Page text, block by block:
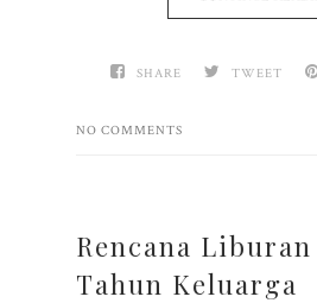
SHARE TWEET
NO COMMENTS
Rencana
Tahun Keluarga